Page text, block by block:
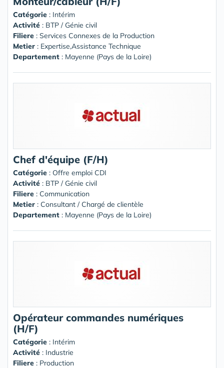
Catégorie : Intérim
Activité : BTP / Génie civil
Filiere : Services Connexes de la Production
Metier : Expertise,Assistance Technique
Departement : Mayenne (Pays de la Loire)
Chef d'équipe (F/H)
Catégorie : Offre emploi CDI
Activité : BTP / Génie civil
Filiere : Communication
Metier : Consultant / Chargé de clientèle
Departement : Mayenne (Pays de la Loire)
Opérateur commandes numériques
(H/F)
Catégorie : Intérim
Activité : Industrie
Filiere : Production